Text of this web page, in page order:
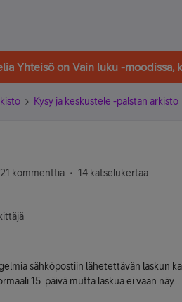
Yhteisö on Vain luku -moodissa,
Kysy ja keskustele -palstan arkisto
21 kommenttia 14 katselukertaa
sähköpostiin lähetettävän laskun
15. päivä mutta laskua ei vaan näy...